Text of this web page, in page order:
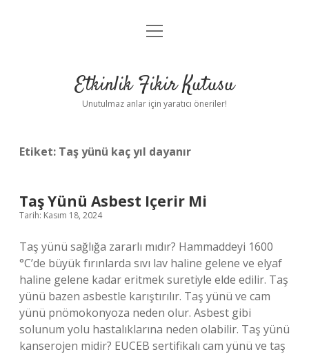
Anasayfa
Yasal Uyarı
menüyü
Etkinlik Fikir Kutusu
Unutulmaz anlar için yaratıcı öneriler!
Etiket: Taş yünü kaç yıl dayanır
Taş Yünü Asbest Içerir Mi
Tarih: Kasım 18, 2024
Taş yünü sağlığa zararlı mıdır? Hammaddeyi 1600
°C’de büyük fırınlarda sıvı lav haline gelene ve elyaf
haline gelene kadar eritmek suretiyle elde edilir. Taş
yünü bazen asbestle karıştırılır. Taş yünü ve cam
yünü pnömokonyoza neden olur. Asbest gibi
solunum yolu hastalıklarına neden olabilir. Taş yünü
kanserojen midir? EUCEB sertifikalı cam yünü ve taş